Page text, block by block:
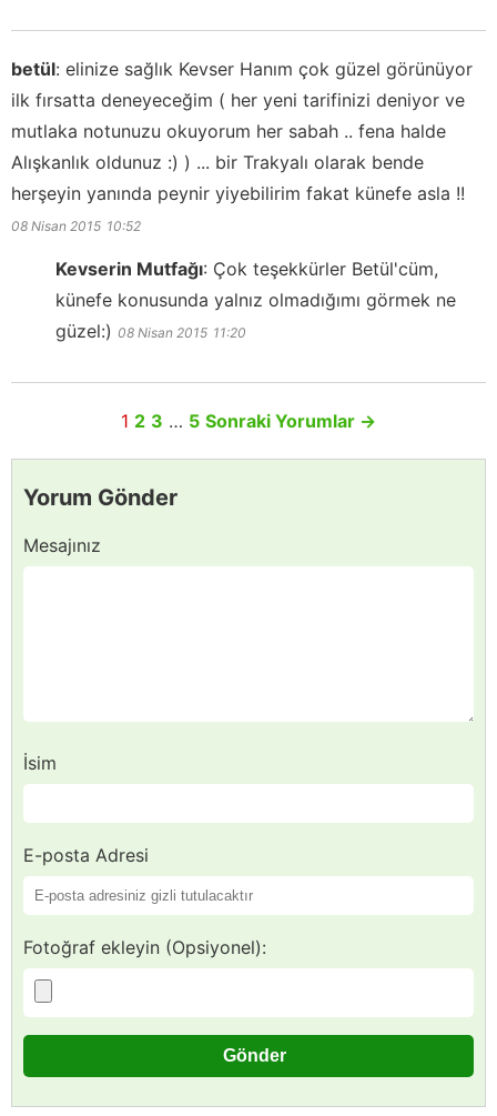
betül: elinize sağlık Kevser Hanım çok güzel görünüyor
ilk fırsatta deneyeceğim ( her yeni tarifinizi deniyor ve
mutlaka notunuzu okuyorum her sabah .. fena halde
Alışkanlık oldunuz :) ) ... bir Trakyalı olarak bende
herşeyin yanında peynir yiyebilirim fakat künefe asla !!
08 Nisan 2015 10:52
Kevserin Mutfağı: Çok teşekkürler Betül'cüm,
künefe konusunda yalnız olmadığımı görmek ne
güzel:) 08 Nisan 2015 11:20
1 2 3 … 5 Sonraki Yorumlar →
Yorum Gönder
Mesajınız
İsim
E-posta Adresi
Fotoğraf ekleyin (Opsiyonel):